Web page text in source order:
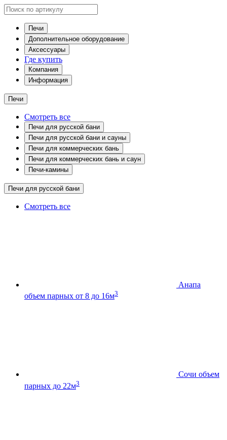
Печи
Дополнительное оборудование
Аксессуары
Где купить
Компания
Информация
Печи
Смотреть все
Печи для русской бани
Печи для русской бани и сауны
Печи для коммерческих бань
Печи для коммерческих бань и саун
Печи-камины
Печи для русской бани
Смотреть все
Анапа
объем парных от 8 до 16м3
Сочи объем
парных до 22м3